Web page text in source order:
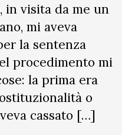
in visita da me un
mi aveva
la sentenza
procedimento mi
la prima era
o
cassato […]